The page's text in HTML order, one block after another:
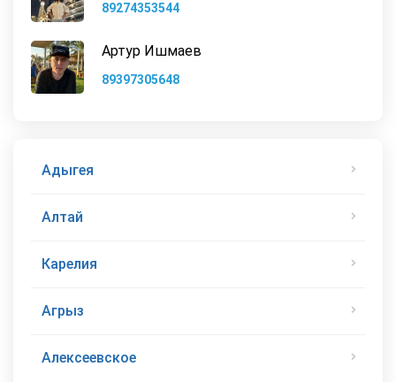
89274353544
Артур Ишмаев
89397305648
Адыгея
Алтай
Карелия
Агрыз
Алексеевское